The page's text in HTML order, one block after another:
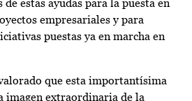
estas ayudas para la puesta en
empresariales y para
puestas ya en marcha en
que esta importantísima
imagen extraordinaria de la